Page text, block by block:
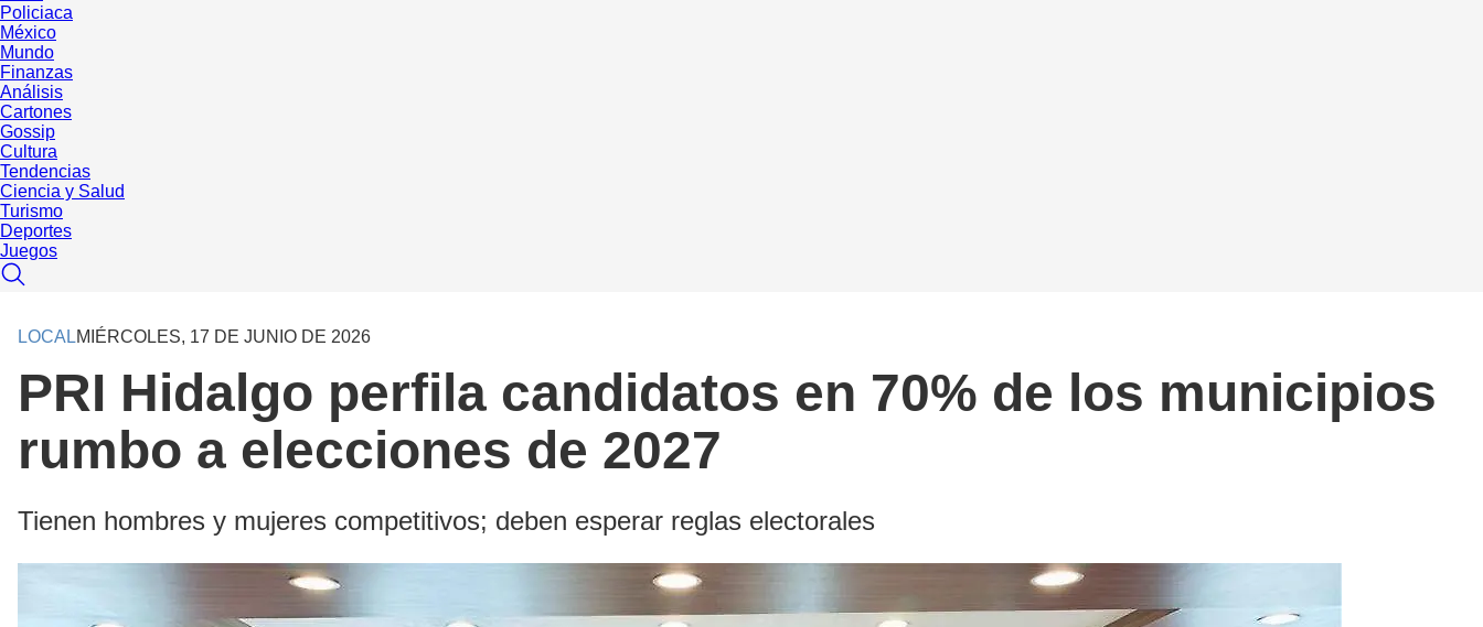
Policiaca
México
Mundo
Finanzas
Análisis
Cartones
Gossip
Cultura
Tendencias
Ciencia y Salud
Turismo
Deportes
Juegos
LOCALMIÉRCOLES, 17 DE JUNIO DE 2026
PRI Hidalgo perfila candidatos en 70% de los municipios
rumbo a elecciones de 2027
Tienen hombres y mujeres competitivos; deben esperar reglas electorales